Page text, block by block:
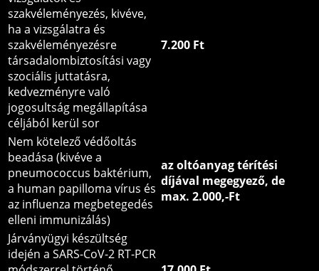
szakvéleményezés, kivéve,
ha a vizsgálatra és
szakvéleményezésre
társadalombiztosítási vagy
szociális juttatásra,
kedvezményre való
jogosultság megállapítása
céljából kerül sor
7.200 Ft
Nem kötelező védőoltás
beadása (kivéve a
pneumococcus baktérium,
a human papilloma vírus és
az influenza megbetegedés
elleni immunizálás)
az oltóanyag térítési
díjával megegyező, de
max. 2.000,-Ft
Járványügyi készültség
idején a SARS-CoV-2 RT-PCR